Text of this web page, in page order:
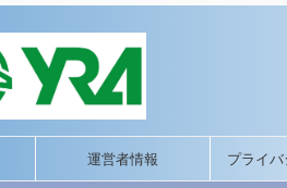
運営者情報 プライ